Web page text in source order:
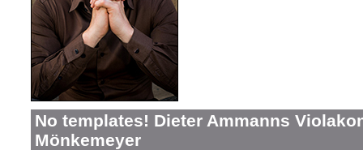
No templates! Dieter Ammanns
Mönkemeyer